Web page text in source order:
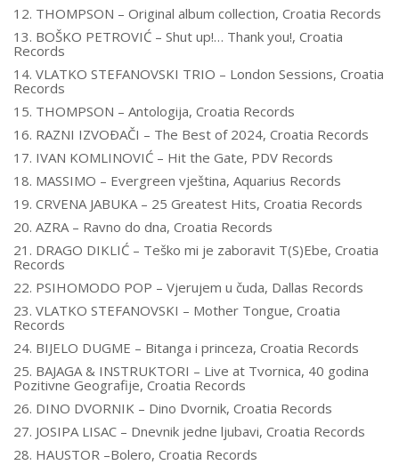
12. THOMPSON – Original album collection, Croatia Records
13. BOŠKO PETROVIĆ – Shut up!… Thank you!, Croatia
Records
14. VLATKO STEFANOVSKI TRIO – London Sessions, Croatia
Records
15. THOMPSON – Antologija, Croatia Records
16. RAZNI IZVOÐAČI – The Best of 2024, Croatia Records
17. IVAN KOMLINOVIĆ – Hit the Gate, PDV Records
18. MASSIMO – Evergreen vještina, Aquarius Records
19. CRVENA JABUKA – 25 Greatest Hits, Croatia Records
20. AZRA – Ravno do dna, Croatia Records
21. DRAGO DIKLIĆ – Teško mi je zaboravit T(S)Ebe, Croatia
Records
22. PSIHOMODO POP – Vjerujem u čuda, Dallas Records
23. VLATKO STEFANOVSKI – Mother Tongue, Croatia
Records
24. BIJELO DUGME – Bitanga i princeza, Croatia Records
25. BAJAGA & INSTRUKTORI – Live at Tvornica, 40 godina
Pozitivne Geografije, Croatia Records
26. DINO DVORNIK – Dino Dvornik, Croatia Records
27. JOSIPA LISAC – Dnevnik jedne ljubavi, Croatia Records
28. HAUSTOR –Bolero, Croatia Records